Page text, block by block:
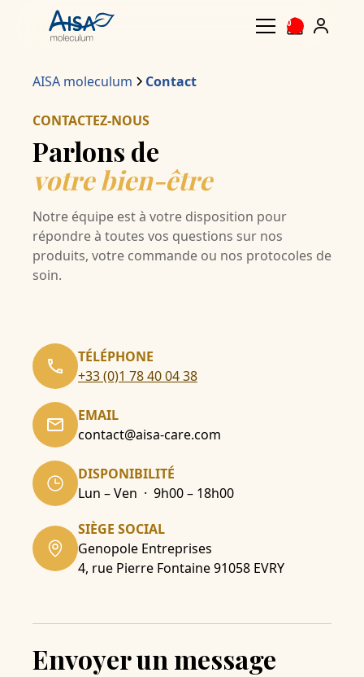
0
AISA moleculum Contact
CONTACTEZ-NOUS
Parlons de
votre bien-être
Notre équipe est à votre disposition pour
répondre à toutes vos questions sur nos
produits, votre commande ou nos protocoles de
soin.
TÉLÉPHONE
+33 (0)1 78 40 04 38
EMAIL
contact@aisa-care.com
DISPONIBILITÉ
Lun – Ven · 9h00 – 18h00
SIÈGE SOCIAL
Genopole Entreprises
4, rue Pierre Fontaine 91058 EVRY
Envoyer un message